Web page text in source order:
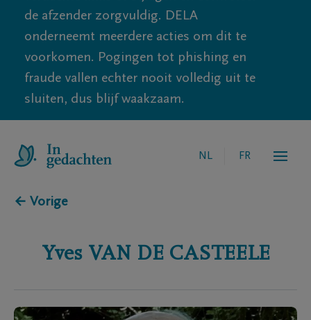
de afzender zorgvuldig. DELA
onderneemt meerdere acties om dit te
voorkomen. Pogingen tot phishing en
fraude vallen echter nooit volledig uit te
sluiten, dus blijf waakzaam.
NL FR
← Vorige
Yves VAN DE CASTEELE